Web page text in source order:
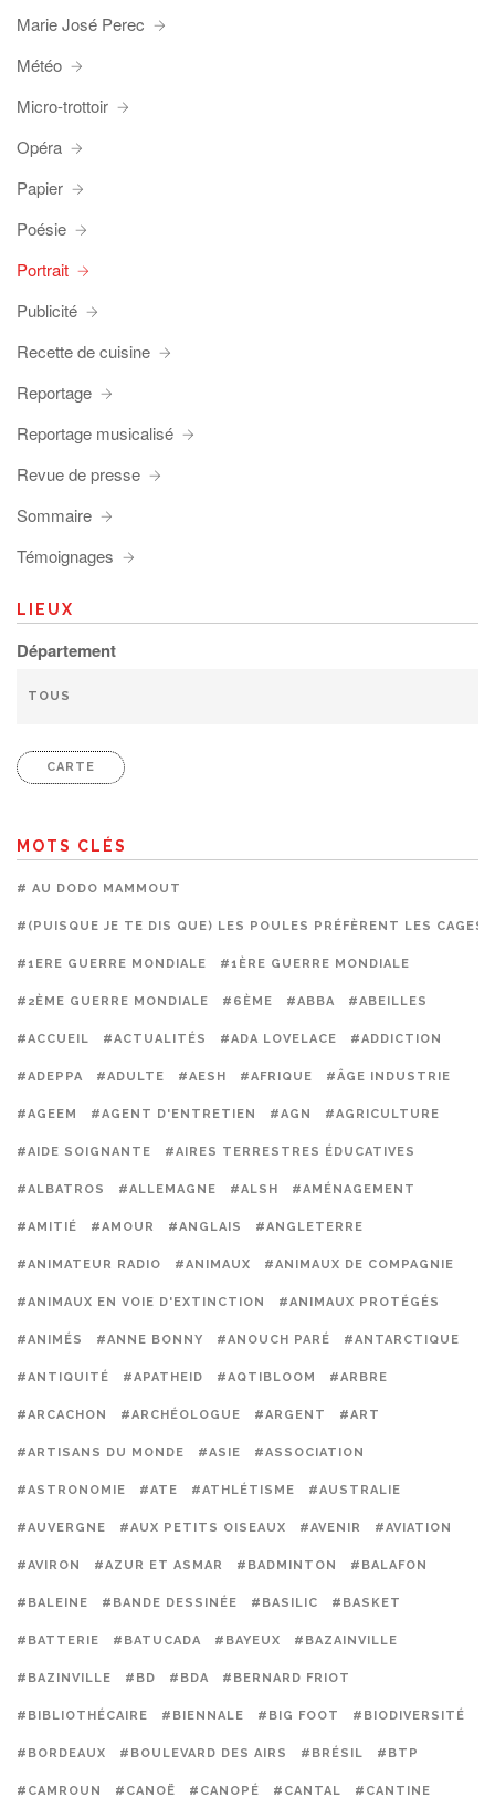
Marie José Perec
Météo
Micro-trottoir
Opéra
Papier
Poésie
Portrait
Publicité
Recette de cuisine
Reportage
Reportage musicalisé
Revue de presse
Sommaire
Témoignages
LIEUX
Département
CARTE
MOTS CLÉS
# AU DODO MAMMOUT
#(PUISQUE JE TE DIS QUE) LES POULES PRÉFÈRENT LES CAGES
#1ERE GUERRE MONDIALE #1ÈRE GUERRE MONDIALE
#2ÈME GUERRE MONDIALE #6ÈME #ABBA #ABEILLES
#ACCUEIL #ACTUALITÉS #ADA LOVELACE #ADDICTION
#ADEPPA #ADULTE #AESH #AFRIQUE #ÂGE INDUSTRIE
#AGEEM #AGENT D'ENTRETIEN #AGN #AGRICULTURE
#AIDE SOIGNANTE #AIRES TERRESTRES ÉDUCATIVES
#ALBATROS #ALLEMAGNE #ALSH #AMÉNAGEMENT
#AMITIÉ #AMOUR #ANGLAIS #ANGLETERRE
#ANIMATEUR RADIO #ANIMAUX #ANIMAUX DE COMPAGNIE
#ANIMAUX EN VOIE D'EXTINCTION #ANIMAUX PROTÉGÉS
#ANIMÉS #ANNE BONNY #ANOUCH PARÉ #ANTARCTIQUE
#ANTIQUITÉ #APATHEID #AQTIBLOOM #ARBRE
#ARCACHON #ARCHÉOLOGUE #ARGENT #ART
#ARTISANS DU MONDE #ASIE #ASSOCIATION
#ASTRONOMIE #ATE #ATHLÉTISME #AUSTRALIE
#AUVERGNE #AUX PETITS OISEAUX #AVENIR #AVIATION
#AVIRON #AZUR ET ASMAR #BADMINTON #BALAFON
#BALEINE #BANDE DESSINÉE #BASILIC #BASKET
#BATTERIE #BATUCADA #BAYEUX #BAZAINVILLE
#BAZINVILLE #BD #BDA #BERNARD FRIOT
#BIBLIOTHÉCAIRE #BIENNALE #BIG FOOT #BIODIVERSITÉ
#BORDEAUX #BOULEVARD DES AIRS #BRÉSIL #BTP
#CAMROUN #CANOË #CANOPÉ #CANTAL #CANTINE